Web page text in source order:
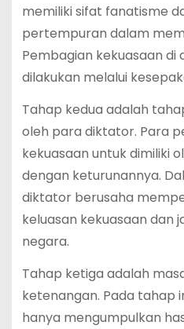
memiliki sifat fanatisme
pertempuran dalam
Pembagian kekuasaan
dilakukan melalui
Tahap kedua adalah
oleh para diktator. Para
kekuasaan untuk dimiliki
dengan keturunannya.
diktator berusaha
keluasan kekuasaan dan
negara.
Tahap ketiga adalah
ketenangan. Pada tahap
hanya mengumpulkan